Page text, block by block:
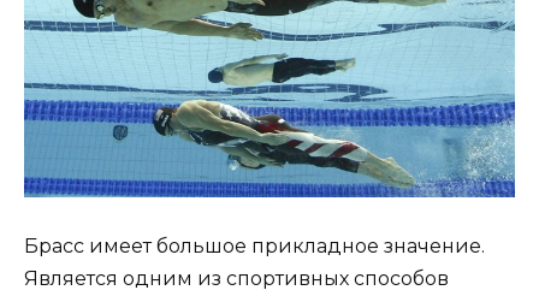
Брасc имеет большое прикладное значение.
Является одним из спортивных способов